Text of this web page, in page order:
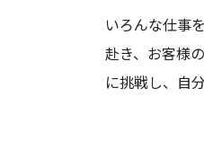
いろんな仕事
赴き、お客様
に挑戦し、自